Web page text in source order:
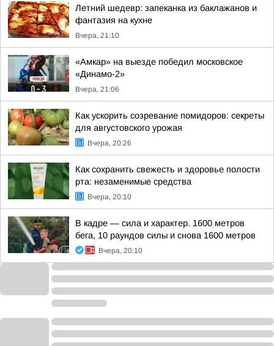
Летний шедевр: запеканка из баклажанов и
фантазия на кухне
Вчера, 21:10
«Амкар» на выезде победил московское
«Динамо-2»
Вчера, 21:06
Как ускорить созревание помидоров: секреты
для августовского урожая
Вчера, 20:26
Как сохранить свежесть и здоровье полости
рта: незаменимые средства
Вчера, 20:10
В кадре — сила и характер. 1600 метров
бега, 10 раундов силы и снова 1600 метров
Вчера, 20:10